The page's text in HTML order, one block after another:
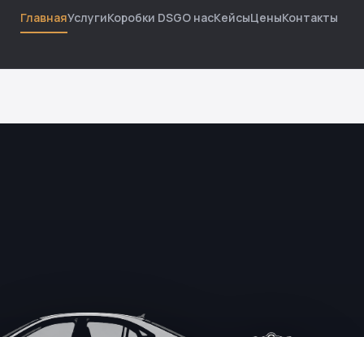
ГлавнаяУслугиКоробки DSGО насКейсыЦеныКонтакты